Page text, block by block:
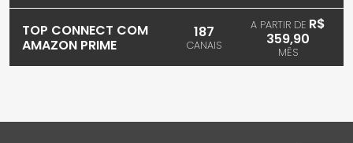
TOP CONNECT COM
AMAZON PRIME
187
CANAIS
A PARTIR DE R$
359,90
MÊS